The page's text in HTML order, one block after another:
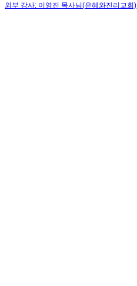
외부 강사: 이영진 목사님(은혜와진리교회)